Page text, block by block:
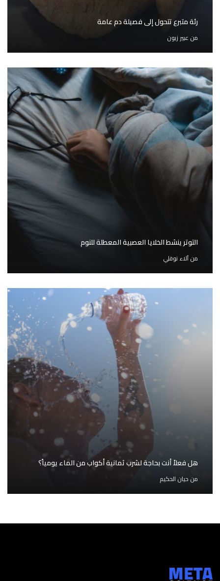
رئة متبرع تتحول إلى فصيلة دم عامة
من عبير زبون
التوتر ينشط الخلايا العصبية المعطلة للنوم
منآلاء نوفلي
هل فعلاً أنت بحاجة لشرب ثمانية أكواب من الماء يومياً؟
من حيان الحكيم